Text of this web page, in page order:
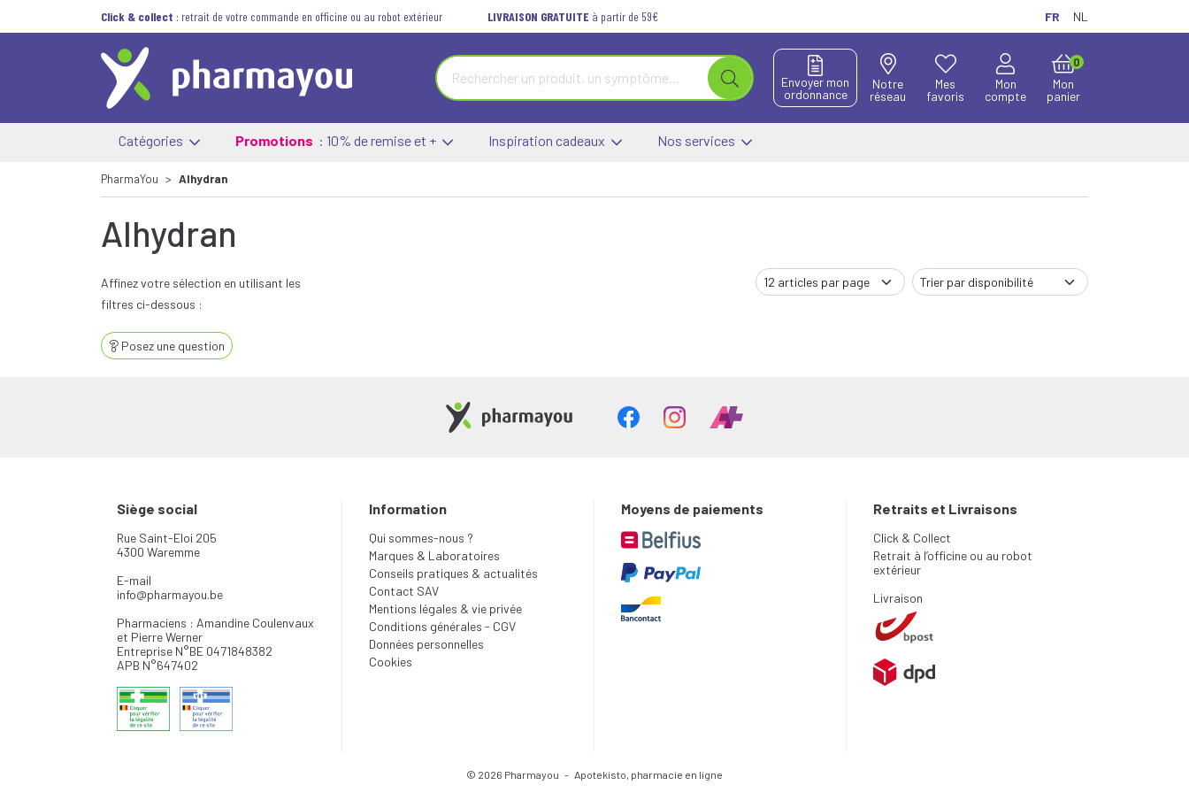
Click & collect : retrait de votre commande en officine ou au robot extérieur LIVRAISON GRATUITE à partir de 59€ FR NL
Notre
réseau
Envoyer mon
ordonnance
Mes
favoris
Mon
compte
Mon
panier
0
Catégories Promotions : 10% de remise et + Inspiration cadeaux Nos services
PharmaYou Alhydran
Alhydran
Affinez votre sélection en utilisant les
filtres ci-dessous :
Posez une question
Siège social
Rue Saint-Eloi 205
4300 Waremme
E-mail
info@pharmayou.be
Pharmaciens : Amandine Coulenvaux
et Pierre Werner
Entreprise N°BE 0471848382
APB N°647402
Information
Qui sommes-nous ?
Marques & Laboratoires
Conseils pratiques & actualités
Contact SAV
Mentions légales & vie privée
Conditions générales - CGV
Données personnelles
Cookies
Moyens de paiements Retraits et Livraisons
Click & Collect
Retrait à l’officine ou au robot
extérieur
Livraison
© 2026 Pharmayou - Apotekisto, pharmacie en ligne